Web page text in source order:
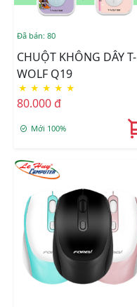
Đã bán: 80
CHUỘT KHÔNG DÂY T-
WOLF Q19
★ ★ ★ ★ ★
80.000 đ
Mới 100%